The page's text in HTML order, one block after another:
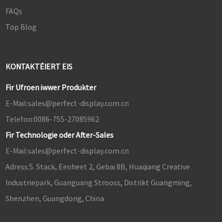
FAQs
Top Blog
KONTAKTÉIERT EIS
Fir Ufroen iwwer Produkter
E-Mail:sales@perfect-display.com.cn
Telefon:0086-755-27085962
Fir Technologie oder After-Sales
E-Mail:sales@perfect-display.com.cn
Adress:5. Stack, Eenheet 2, Gebai 8B, Huaqiang Creative
Industriepark, Guanguang Strooss, Distrikt Guangming,
Shenzhen, Guangdong, China